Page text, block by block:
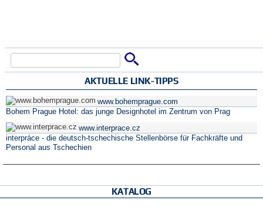
AKTUELLE LINK-TIPPS
www.bohemprague.com
Bohem Prague Hotel: das junge Designhotel im Zentrum von Prag
www.interprace.cz
interpráce - die deutsch-tschechische Stellenbörse für Fachkräfte und
Personal aus Tschechien
KATALOG